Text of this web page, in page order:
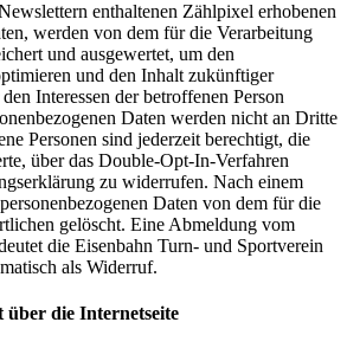
enthaltenen Zählpixel erhobenen
werden von dem für die Verarbeitung
und ausgewertet, um den
und den Inhalt zukünftiger
Interessen der betroffenen Person
Daten werden nicht an Dritte
Personen sind jederzeit berechtigt, die
über das Double-Opt-In-Verfahren
zu widerrufen. Nach einem
Daten von dem für die
gelöscht. Eine Abmeldung vom
die Eisenbahn Turn- und Sportverein
als Widerruf.
die Internetseite